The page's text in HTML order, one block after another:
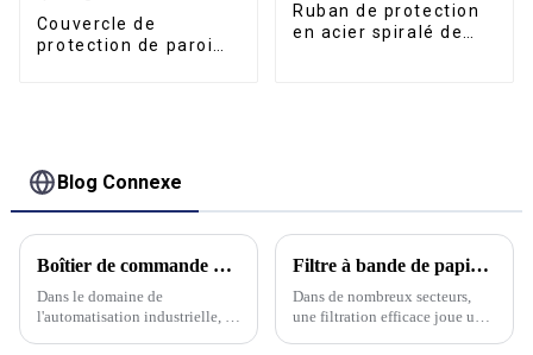
Couvercle de
protection de paroi
Ruban de protection
en acier spiralé de
Blog Connexe
Boîtier de commande d'assemblage en porte-à-faux innovant de Kwlid : une intégration synergique de précision et de contrôle
Dans le domaine de
l'automatisation industrielle, la
Filtre à bande de papier : définition et utilisations
Dans de nombreux secteurs,
une filtration efficace joue un